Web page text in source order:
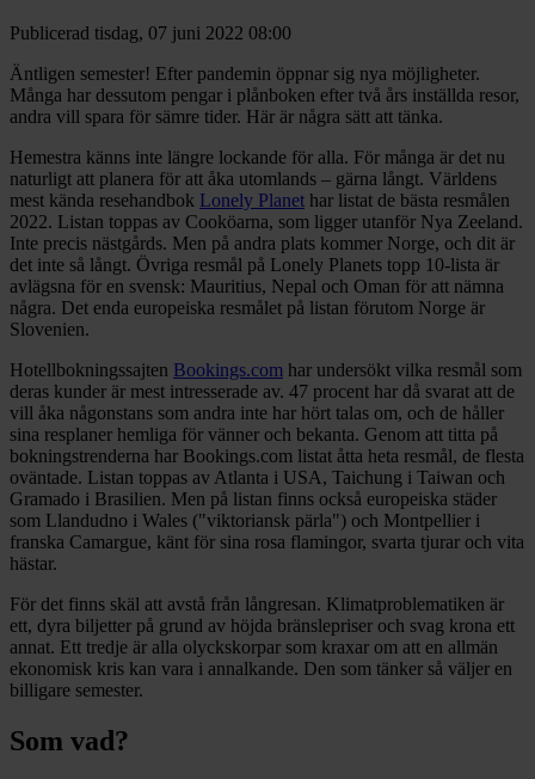
Publicerad tisdag, 07 juni 2022 08:00
Äntligen semester! Efter pandemin öppnar sig nya möjligheter.
Många har dessutom pengar i plånboken efter två års inställda resor,
andra vill spara för sämre tider. Här är några sätt att tänka.
Hemestra känns inte längre lockande för alla. För många är det nu
naturligt att planera för att åka utomlands – gärna långt. Världens
mest kända resehandbok Lonely Planet har listat de bästa resmålen
2022. Listan toppas av Cooköarna, som ligger utanför Nya Zeeland.
Inte precis nästgårds. Men på andra plats kommer Norge, och dit är
det inte så långt. Övriga resmål på Lonely Planets topp 10-lista är
avlägsna för en svensk: Mauritius, Nepal och Oman för att nämna
några. Det enda europeiska resmålet på listan förutom Norge är
Slovenien.
Hotellbokningssajten Bookings.com har undersökt vilka resmål som
deras kunder är mest intresserade av. 47 procent har då svarat att de
vill åka någonstans som andra inte har hört talas om, och de håller
sina resplaner hemliga för vänner och bekanta. Genom att titta på
bokningstrenderna har Bookings.com listat åtta heta resmål, de flesta
oväntade. Listan toppas av Atlanta i USA, Taichung i Taiwan och
Gramado i Brasilien. Men på listan finns också europeiska städer
som Llandudno i Wales ("viktoriansk pärla") och Montpellier i
franska Camargue, känt för sina rosa flamingor, svarta tjurar och vita
hästar.
För det finns skäl att avstå från långresan. Klimatproblematiken är
ett, dyra biljetter på grund av höjda bränslepriser och svag krona ett
annat. Ett tredje är alla olyckskorpar som kraxar om att en allmän
ekonomisk kris kan vara i annalkande. Den som tänker så väljer en
billigare semester.
Som vad?